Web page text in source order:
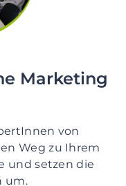
Marketing
von
Weg zu Ihrem
und setzen die
um.